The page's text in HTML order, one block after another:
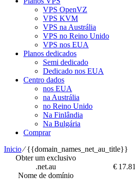
VPS OpenVZ
VPS KVM
VPS na Austrália
VPS no Reino Unido
VPS nos EUA
Planos dedicados
Semi dedicado
Dedicado nos EUA
Centro dados
nos EUA
na Austrália
no Reino Unido
Na Finlândia
Na Bulgária
Comprar
Inicio⁄{{domain_names_net_au_title}}
Obter um exclusivo
.net.au
Nome de domínio
€ 17.81